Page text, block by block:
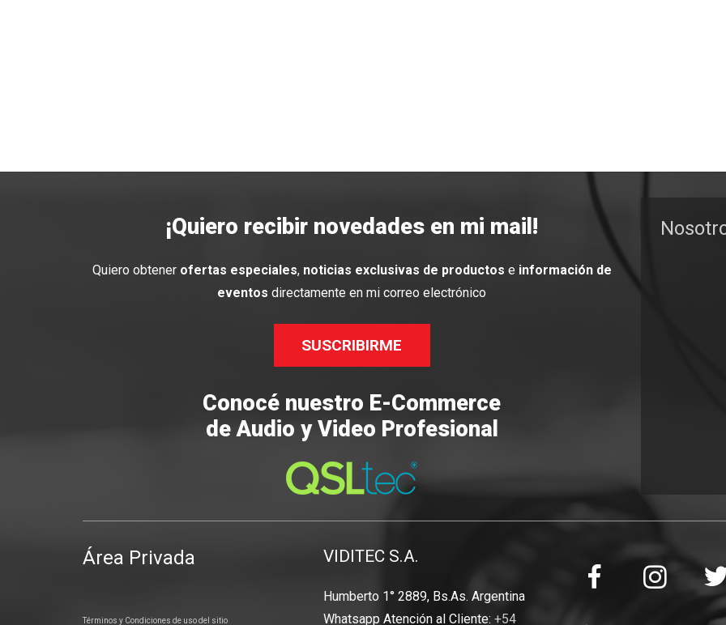
¡Quiero recibir novedades en mi mail!
Quiero obtener ofertas especiales, noticias exclusivas de productos e información de
eventos directamente en mi correo electrónico
SUSCRIBIRME
Conocé nuestro E-Commerce
de Audio y Video Profesional
Área Privada
Términos y Condiciones de uso del sitio
VIDITEC S.A.
Humberto 1° 2889, Bs.As. Argentina
Whatsapp Atención al Cliente: +54